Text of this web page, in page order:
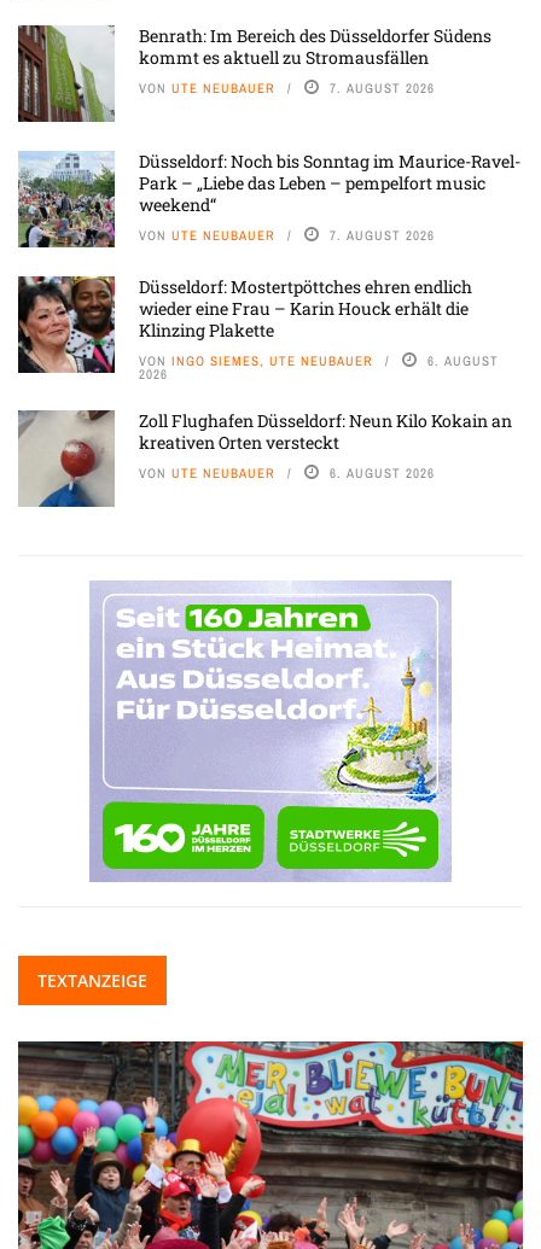
Benrath: Im Bereich des Düsseldorfer Südens
kommt es aktuell zu Stromausfällen
VON UTE NEUBAUER 7. AUGUST 2026
Düsseldorf: Noch bis Sonntag im Maurice-Ravel-
Park – „Liebe das Leben – pempelfort music
weekend“
VON UTE NEUBAUER 7. AUGUST 2026
Düsseldorf: Mostertpöttches ehren endlich
wieder eine Frau – Karin Houck erhält die
Klinzing Plakette
VON INGO SIEMES, UTE NEUBAUER 6. AUGUST
2026
Zoll Flughafen Düsseldorf: Neun Kilo Kokain an
kreativen Orten versteckt
VON UTE NEUBAUER 6. AUGUST 2026
TEXTANZEIGE